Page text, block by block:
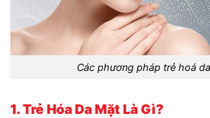
Các phương pháp trẻ hoá
1. Trẻ Hóa Da Mặt Là Gì?